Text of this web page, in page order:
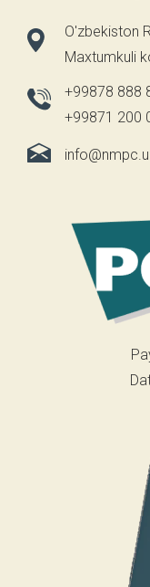
O'zbekiston
Maxtumkuli
+99878 888
+99871 200